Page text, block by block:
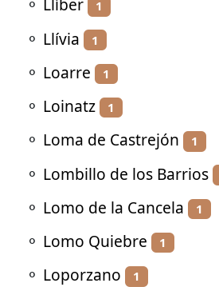
⚬ Llíber 1
⚬ Llívia 1
⚬ Loarre 1
⚬ Loinatz 1
⚬ Loma de Castrejón 1
⚬ Lombillo de los Barrios
⚬ Lomo de la Cancela 1
⚬ Lomo Quiebre 1
⚬ Loporzano 1